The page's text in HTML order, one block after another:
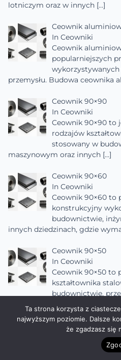
lotniczym oraz w innych […]
Ceownik
In Ceowniki
Ceownik
popularniejszych
przemysłu. Budowa ceownika
Ceownik 90×90
In Ceowniki
Ceownik 90×90 to
rodzajów
stosowany w
maszynowym oraz innych […]
Ceownik 90×60
In Ceowniki
Ceownik 90×60 to
konstrukcyjny
budownictwie,
innych dziedzinach, gdzie
Ceownik 90×50
In Ceowniki
Ceownik 90×50 to
kształtownika
budownictwie,
innych dziedzinach, gdzie
Ceownik 90×40
Ceowniki
Ceownik 90×40 to
Ta strona korzysta z
najwyższym poziomie. Dalsze
że zgadzasz się